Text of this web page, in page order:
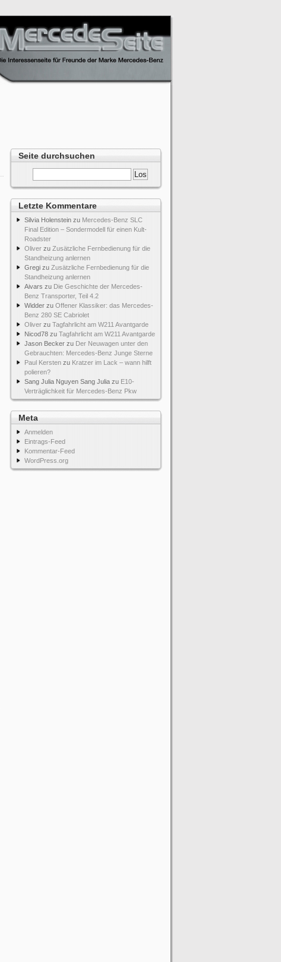
Seite durchsuchen
Letzte Kommentare
Silvia Holenstein zu Mercedes-Benz SLC
Final Edition – Sondermodell für einen Kult-
Roadster
Oliver zu Zusätzliche Fernbedienung für die
Standheizung anlernen
Gregi zu Zusätzliche Fernbedienung für die
Standheizung anlernen
Aivars zu Die Geschichte der Mercedes-
Benz Transporter, Teil 4.2
Widder zu Offener Klassiker: das Mercedes-
Benz 280 SE Cabriolet
Oliver zu Tagfahrlicht am W211 Avantgarde
Nicod78 zu Tagfahrlicht am W211 Avantgarde
Jason Becker zu Der Neuwagen unter den
Gebrauchten: Mercedes-Benz Junge Sterne
Paul Kersten zu Kratzer im Lack – wann hilft
polieren?
Sang Julia Nguyen Sang Julia zu E10-
Verträglichkeit für Mercedes-Benz Pkw
Meta
Anmelden
Eintrags-Feed
Kommentar-Feed
WordPress.org